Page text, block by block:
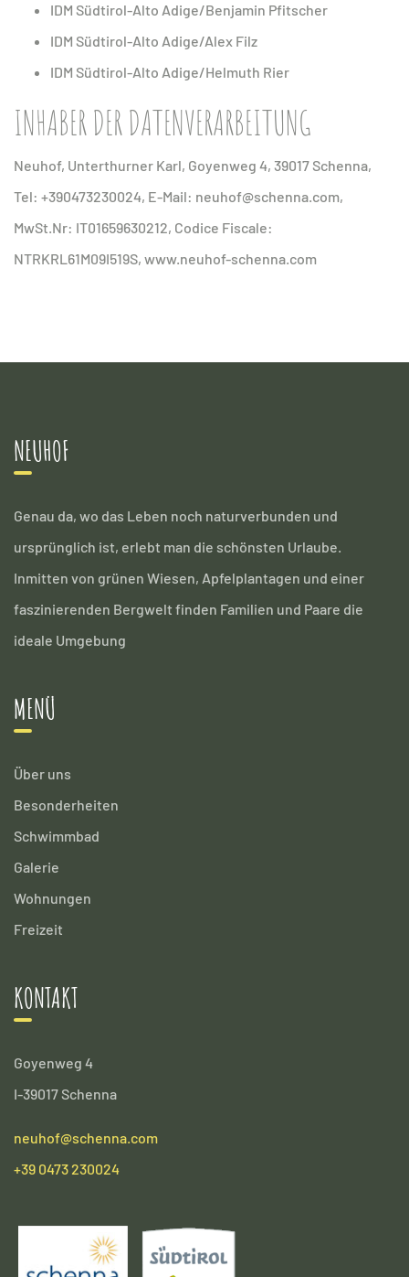
IDM Südtirol-Alto Adige/Benjamin Pfitscher
IDM Südtirol-Alto Adige/Alex Filz
IDM Südtirol-Alto Adige/Helmuth Rier
INHABER DER DATENVERARBEITUNG
Neuhof, Unterthurner Karl, Goyenweg 4, 39017 Schenna,
Tel: +390473230024, E-Mail: neuhof@schenna.com,
MwSt.Nr: IT01659630212, Codice Fiscale:
NTRKRL61M09I519S, www.neuhof-schenna.com
NEUHOF
Genau da, wo das Leben noch naturverbunden und
ursprünglich ist, erlebt man die schönsten Urlaube.
Inmitten von grünen Wiesen, Apfelplantagen und einer
faszinierenden Bergwelt finden Familien und Paare die
ideale Umgebung
MENÜ
Über uns
Besonderheiten
Schwimmbad
Galerie
Wohnungen
Freizeit
KONTAKT
Goyenweg 4
I-39017 Schenna
neuhof@schenna.com
+39 0473 230024